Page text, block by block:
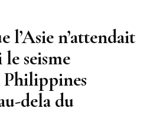
l’Asie n’attendait
seisme
dela du